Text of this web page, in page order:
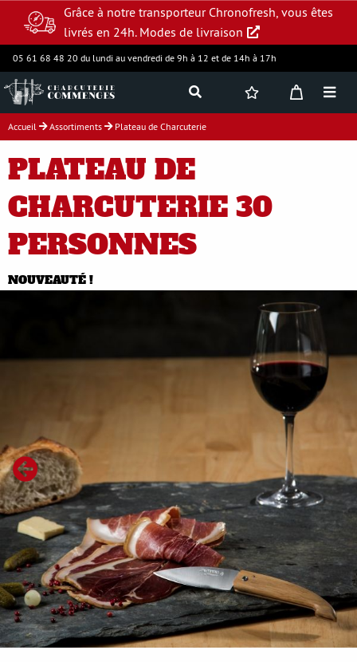
Grâce à notre transporteur Chronofresh, vous êtes
livrés en 24h. Modes de livraison
05 61 68 48 20 du lundi au vendredi de 9h à 12 et de 14h à 17h
Jambon supérieur
Charcuterie
Produits frais
Accueil Assortiments Plateau de Charcuterie
PLATEAU DE
CHARCUTERIE 30
PERSONNES
NOUVEAUTÉ !